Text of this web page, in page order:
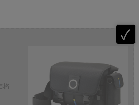
格